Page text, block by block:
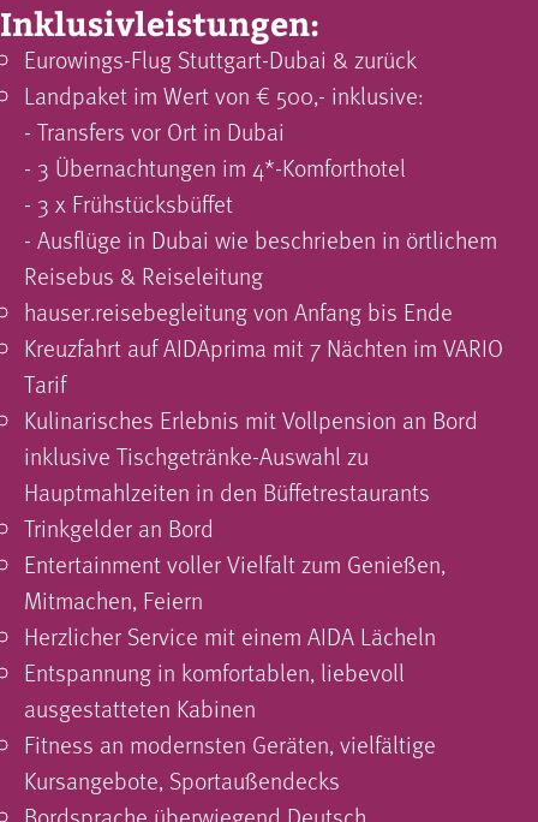
Inklusivleistungen:
Eurowings-Flug Stuttgart-Dubai & zurück
Landpaket im Wert von € 500,- inklusive:
- Transfers vor Ort in Dubai
- 3 Übernachtungen im 4*-Komforthotel
- 3 x Frühstücksbüffet
- Ausflüge in Dubai wie beschrieben in örtlichem
Reisebus & Reiseleitung
hauser.reisebegleitung von Anfang bis Ende
Kreuzfahrt auf AIDAprima mit 7 Nächten im VARIO
Tarif
Kulinarisches Erlebnis mit Vollpension an Bord
inklusive Tischgetränke-Auswahl zu
Hauptmahlzeiten in den Büffetrestaurants
Trinkgelder an Bord
Entertainment voller Vielfalt zum Genießen,
Mitmachen, Feiern
Herzlicher Service mit einem AIDA Lächeln
Entspannung in komfortablen, liebevoll
ausgestatteten Kabinen
Fitness an modernsten Geräten, vielfältige
Kursangebote, Sportaußendecks